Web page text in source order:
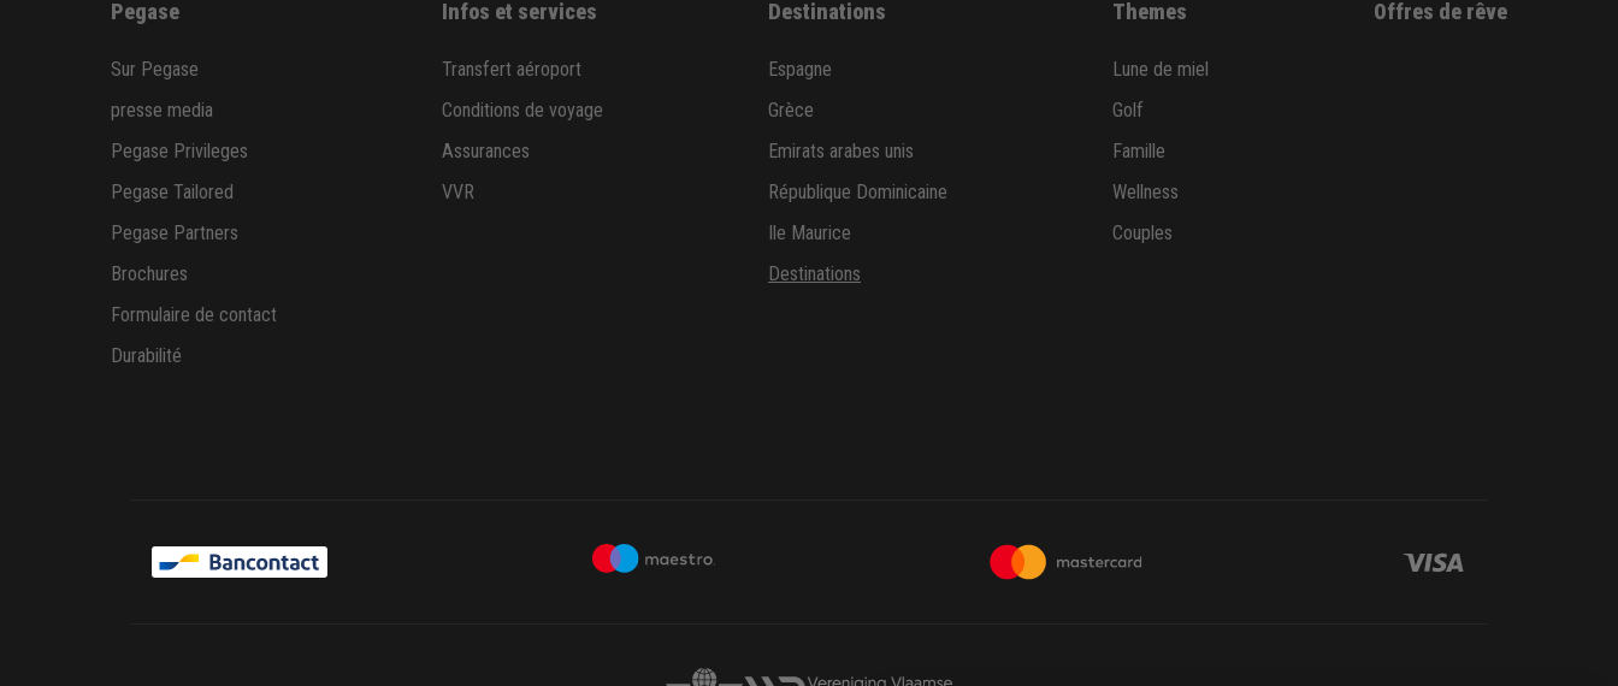
Pegase
Sur Pegase
presse media
Pegase Privileges
Pegase Tailored
Pegase Partners
Brochures
Formulaire de contact
Durabilité
Infos et services
Transfert aéroport
Conditions de voyage
Assurances
VVR
Destinations
Espagne
Grèce
Emirats arabes unis
République Dominicaine
Ile Maurice
Destinations
Themes
Lune de miel
Golf
Famille
Wellness
Couples
Offres de rêve